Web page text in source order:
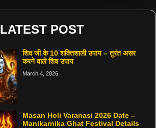
LATEST POST
शिव जी के 10 शक्तिशाली उपाय – तुरंत असर
करने वाले शिव उपाय
March 4, 2026
Masan Holi Varanasi 2026 Date –
Manikarnika Ghat Festival Details